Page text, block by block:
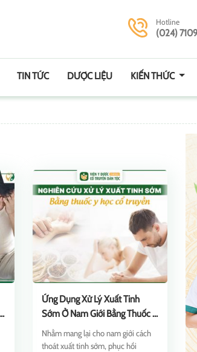
Hotline
(024)
TIN TỨC DƯỢC LIỆU KIẾN THỨC
Ứng Dụng Xử Lý Xuất Tinh
Sớm Ở Nam Giới Bằng Thuốc Y
Học Cổ Truyền [Chuẩn Y Khoa]
Nhằm mang lại cho nam giới cách
thoát xuất tinh sớm, phục hồi